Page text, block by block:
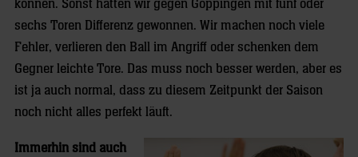
können. Sonst hätten wir gegen Göppingen mit fünf oder
sechs Toren Differenz gewonnen. Wir machen noch viele
Fehler, verlieren den Ball im Angriff oder schenken dem
Gegner leichte Tore. Das muss noch besser werden, aber es
ist ja auch normal, dass zu diesem Zeitpunkt der Saison
noch nicht alles perfekt läuft.
Immerhin sind auch